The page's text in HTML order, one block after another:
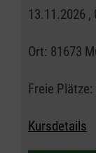
13.11.2026 ,
Ort: 81673
Freie Plätze:
Kursdetails